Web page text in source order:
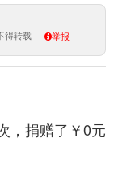
得转载 举报
，捐赠了￥0元